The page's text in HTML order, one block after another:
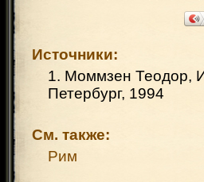
Источники:
1. Моммзен Теодор,
Петербург, 1994
См. также:
Рим